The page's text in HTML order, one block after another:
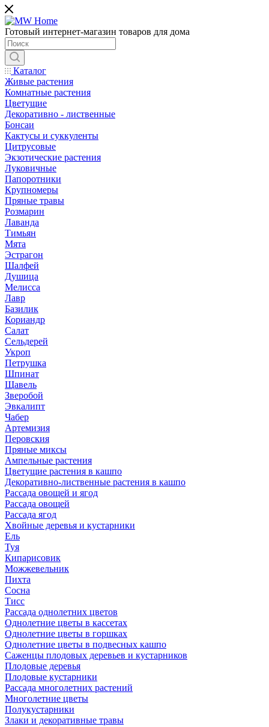
Готовый интернет-магазин товаров для дома
Каталог
Живые растения
Комнатные растения
Цветущие
Декоративно - лиственные
Бонсаи
Кактусы и суккуленты
Цитрусовые
Экзотические растения
Луковичные
Папоротники
Крупномеры
Пряные травы
Розмарин
Лаванда
Тимьян
Мята
Эстрагон
Шалфей
Душица
Мелисса
Лавр
Базилик
Кориандр
Салат
Сельдерей
Укроп
Петрушка
Шпинат
Щавель
Зверобой
Эвкалипт
Чабер
Артемизия
Перовския
Пряные миксы
Ампельные растения
Цветущие растения в кашпо
Декоративно-лиственные растения в кашпо
Рассада овощей и ягод
Рассада овощей
Рассада ягод
Хвойные деревья и кустарники
Ель
Туя
Кипарисовик
Можжевельник
Пихта
Сосна
Тисc
Рассада однолетних цветов
Однолетние цветы в кассетах
Однолетние цветы в горшках
Однолетние цветы в подвесных кашпо
Саженцы плодовых деревьев и кустарников
Плодовые деревья
Плодовые кустарники
Рассада многолетних растений
Многолетние цветы
Полукустарники
Злаки и декоративные травы